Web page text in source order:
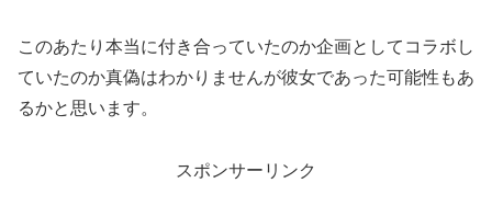
このあたり本当に付き合っていたのか企画としてコラボし
ていたのか真偽はわかりませんが彼女であった可能性もあ
るかと思います。
スポンサーリンク